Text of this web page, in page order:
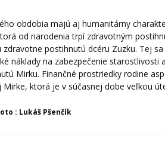
obdobia majú aj humanitárny
od narodenia trpí zdravotným
postihnutú dcéru Zuzku. Tej
náklady na zabezpečenie
Mirku. Finančné prostriedky rodine
ktorá je v súčasnej dobe veľkou
: Lukáš Pšenčík